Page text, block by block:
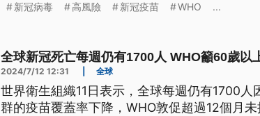
新冠病毒 高風險 新冠疫苗 WHO ...
全球新冠死亡每週仍有1700人 WHO籲60歲以
2024/7/12 12:31 全球
世界衛生組織11日表示，全球每週仍有1700
群的疫苗覆蓋率下降，WHO敦促超過12個月